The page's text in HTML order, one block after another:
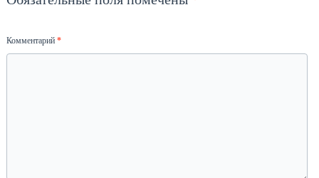
Комментарий*